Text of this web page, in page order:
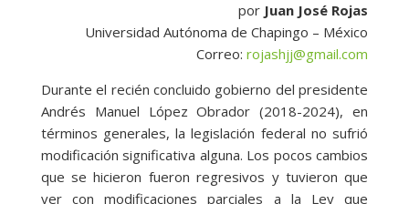
por Juan José Rojas
Universidad Autónoma de Chapingo – México
Correo:rojashjj@gmail.com
Durante el recién concluido gobierno del presidente
Andrés Manuel López Obrador (2018-2024), en
términos generales, la legislación federal no sufrió
modificación significativa alguna. Los pocos cambios
que se hicieron fueron regresivos y tuvieron que
ver con modificaciones parciales a la Ley que